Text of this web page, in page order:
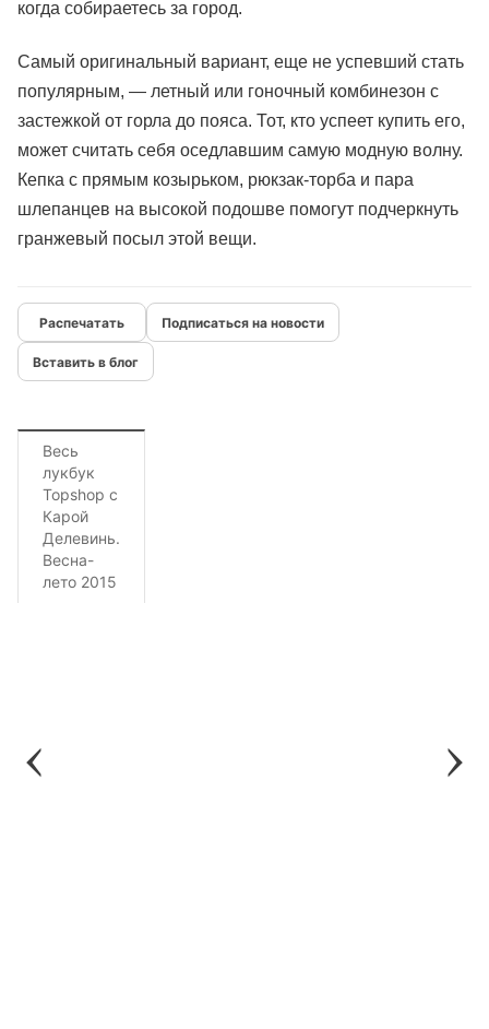
когда собираетесь за город.
Самый оригинальный вариант, еще не успевший стать
популярным, — летный или гоночный комбинезон с
застежкой от горла до пояса. Тот, кто успеет купить его,
может считать себя оседлавшим самую модную волну.
Кепка с прямым козырьком, рюкзак-торба и пара
шлепанцев на высокой подошве помогут подчеркнуть
гранжевый посыл этой вещи.
Подписаться на новости
Вставить в блог
Весь
лукбук
Topshop с
Карой
Делевинь.
Весна-
лето 2015